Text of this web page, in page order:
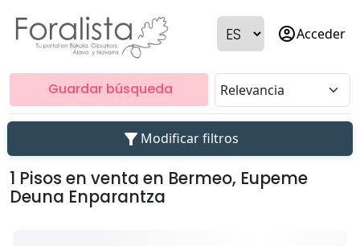
account_circleAcceder
Guardar búsqueda
filter_alt Modificar filtros
1 Pisos en venta en Bermeo, Eupeme
Deuna Enparantza